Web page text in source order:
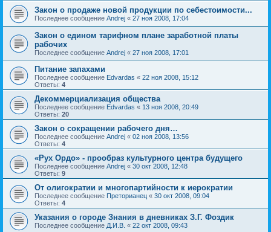
Закон о продаже новой продукции по себестоимости...
Последнее сообщение Andrej « 27 ноя 2008, 17:04
Закон о едином тарифном плане заработной платы
рабочих
Последнее сообщение Andrej « 27 ноя 2008, 17:01
Питание запахами
Последнее сообщение Edvardas « 22 ноя 2008, 15:12
Ответы: 4
Декоммерциализация общества
Последнее сообщение Edvardas « 13 ноя 2008, 20:49
Ответы: 20
Закон о сокращении рабочего дня…
Последнее сообщение Andrej « 02 ноя 2008, 13:56
Ответы: 4
«Рух Ордо» - прообраз культурного центра будущего
Последнее сообщение Andrej « 30 окт 2008, 12:48
Ответы: 9
От олигократии и многопартийности к иерократии
Последнее сообщение Преторианец « 30 окт 2008, 09:04
Ответы: 4
Указания о городе Знания в дневниках З.Г. Фоздик
Последнее сообщение Д.И.В. « 22 окт 2008, 09:43